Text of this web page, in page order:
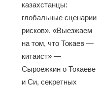
казахстанцы:
глобальные сценарии
рисков». «Выезжаем
на том, что Токаев —
китаист» —
Сыроежкин о Токаеве
и Си, секретных